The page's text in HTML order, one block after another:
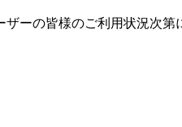
ーの皆様のご利用状況次第